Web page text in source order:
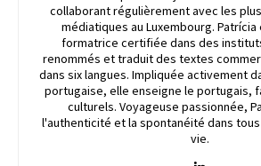
collaborant régulièrement avec les
médiatiques au Luxembourg.
formatrice certifiée dans des
renommés et traduit des textes
dans six langues. Impliquée activement
portugaise, elle enseigne le portugais,
culturels. Voyageuse passionnée,
l'authenticité et la spontanéité dans
vie.